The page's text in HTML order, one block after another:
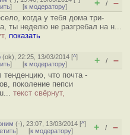
] [к модератору] + / –
когда у тебя дома три-
ты неделю не разгребал на н...
показать
(ok), 22:25, 13/03/2014 [^]
] [к модератору] + / –
тенденцию, что почта -
поколение пепси
текст свёрнут,
(-), 23:07, 13/03/2014 [^]
] [к модератору] + / –